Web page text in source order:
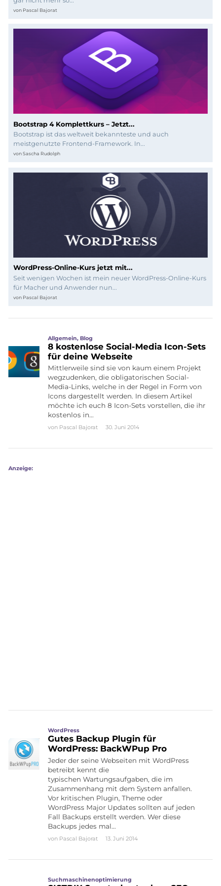
von Pascal Bajorat
Bootstrap 4 Komplettkurs – Jetzt...
Bootstrap ist das weltweit bekannteste und auch
meistgenutzte Frontend-Framework. In...
vonSascha Rudolph
WordPress-Online-Kurs jetzt mit...
Seit wenigen Wochen ist mein neuer WordPress-Online-Kurs
für Macher und Anwender nun...
von Pascal Bajorat
Allgemein, Blog
8 kostenlose Social-Media Icon-Sets
für deine Webseite
Mittlerweile sind sie von kaum einem Projekt
wegzudenken, die obligatorischen Social-
Media-Links, welche in der Regel in Form von
Icons dargestellt werden. In diesem Artikel
möchte ich euch 8 Icon-Sets vorstellen, die ihr
kostenlos in…
von Pascal Bajorat 30. Juni 2014
Anzeige:
WordPress
Gutes Backup Plugin für
WordPress: BackWPup Pro
Jeder der seine Webseiten mit WordPress
betreibt kennt die
typischen Wartungsaufgaben, die im
Zusammenhang mit dem System anfallen.
Vor kritischen Plugin, Theme oder
WordPress Major Updates sollten auf jeden
Fall Backups erstellt werden. Wer diese
Backups jedes mal…
von Pascal Bajorat 13. Juni 2014
Suchmaschinenoptimierung